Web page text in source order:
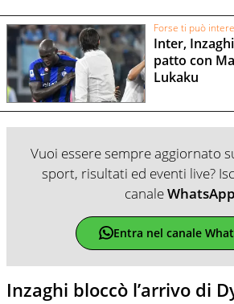
Forse ti può
Inter,
patto con
Lukaku
Vuoi essere sempre aggiornato
sport, risultati ed eventi live?
canaleWhatsApp
Entra nel canale
Inzaghi bloccò l’arrivo di